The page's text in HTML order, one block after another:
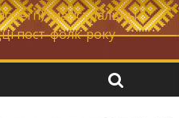
магістральны
пост-фолк-року